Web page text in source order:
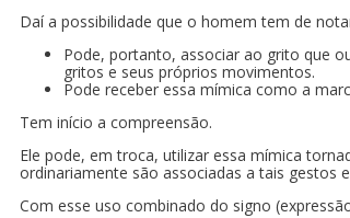
Daí a possibilidade que o homem tem de
Pode, portanto, associar ao grito que
gritos e seus próprios movimentos.
Pode receber essa mímica como a
Tem início a compreensão.
Ele pode, em troca, utilizar essa mímica
ordinariamente são associadas a tais gestos
Com esse uso combinado do signo